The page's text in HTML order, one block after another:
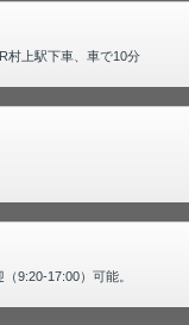
村上駅下車、車で10分
9:20-17:00）可能。